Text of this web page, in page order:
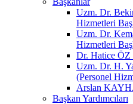
Uzm. Dr.
Hizmetleri
Uzm. Dr.
Hizmetleri
Dr. Hatice ÖZ
Uzm. Dr. H.
(Personel
Arslan
Başkan Yardımcıları